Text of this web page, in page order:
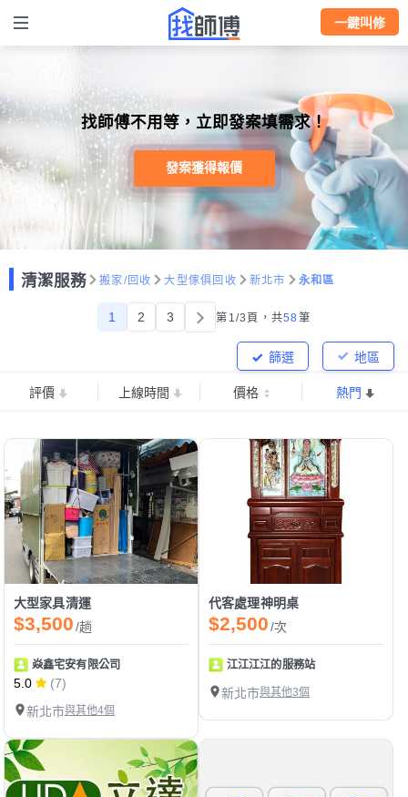
一鍵叫修
找師傅不用等，立即發案填需求！
發案獲得報價
清潔服務 搬家/回收 大型傢俱回收 新北市 永和區
1 2 3 第1/3頁， 共58筆
地區
篩選
評價 上線時間 價格 熱門
大型家具清運
$3,500/趟
焱鑫宅安有限公司
5.0
(7)
新北市與其他4個
代客處理神明桌
$2,500/次
江江江江的服務站
新北市與其他3個